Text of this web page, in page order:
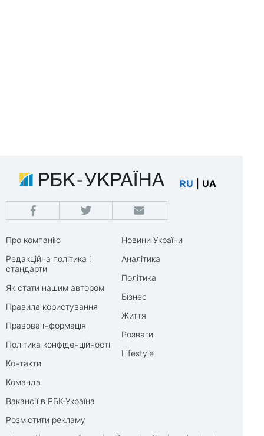
RU UA
Про компанію
Редакційна політика і
стандарти
Як стати нашим автором
Правила користування
Правова інформація
Політика конфіденційності
Контакти
Команда
Вакансії в РБК-Україна
Розмістити рекламу
Новини України
Аналітика
Політика
Бізнес
Життя
Розваги
Lifestyle